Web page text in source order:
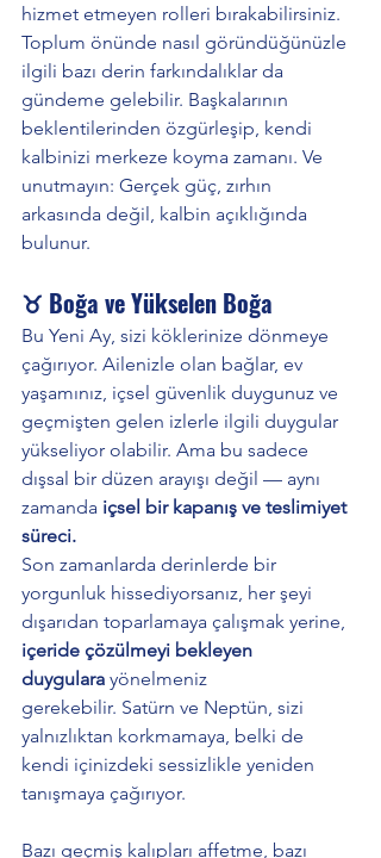
hizmet etmeyen rolleri bırakabilirsiniz.
Toplum önünde nasıl göründüğünüzle
ilgili bazı derin farkındalıklar da
gündeme gelebilir. Başkalarının
beklentilerinden özgürleşip, kendi
kalbinizi merkeze koyma zamanı. Ve
unutmayın: Gerçek güç, zırhın
arkasında değil, kalbin açıklığında
bulunur.
♉ Boğa ve Yükselen Boğa
Bu Yeni Ay, sizi köklerinize dönmeye
çağırıyor. Ailenizle olan bağlar, ev
yaşamınız, içsel güvenlik duygunuz ve
geçmişten gelen izlerle ilgili duygular
yükseliyor olabilir. Ama bu sadece
dışsal bir düzen arayışı değil — aynı
zamanda içsel bir kapanış ve teslimiyet
süreci.
Son zamanlarda derinlerde bir
yorgunluk hissediyorsanız, her şeyi
dışarıdan toparlamaya çalışmak yerine,
içeride çözülmeyi bekleyen
duygulara yönelmeniz
gerekebilir. Satürn ve Neptün, sizi
yalnızlıktan korkmamaya, belki de
kendi içinizdeki sessizlikle yeniden
tanışmaya çağırıyor.
Bazı geçmiş kalıpları affetme, bazı